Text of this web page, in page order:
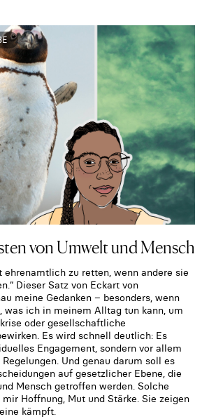
von Umwelt und Mensch
ehrenamtlich zu retten, wenn andere sie
Dieser Satz von Eckart von
meine Gedanken – besonders, wenn
was ich in meinem Alltag tun kann, um
oder gesellschaftliche
Es wird schnell deutlich: Es
Engagement, sondern vor allem
Und genau darum soll es
auf gesetzlicher Ebene, die
Mensch getroffen werden. Solche
Hoffnung, Mut und Stärke. Sie zeigen
kämpft.